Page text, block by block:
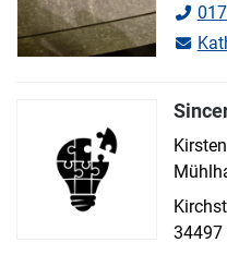
34497